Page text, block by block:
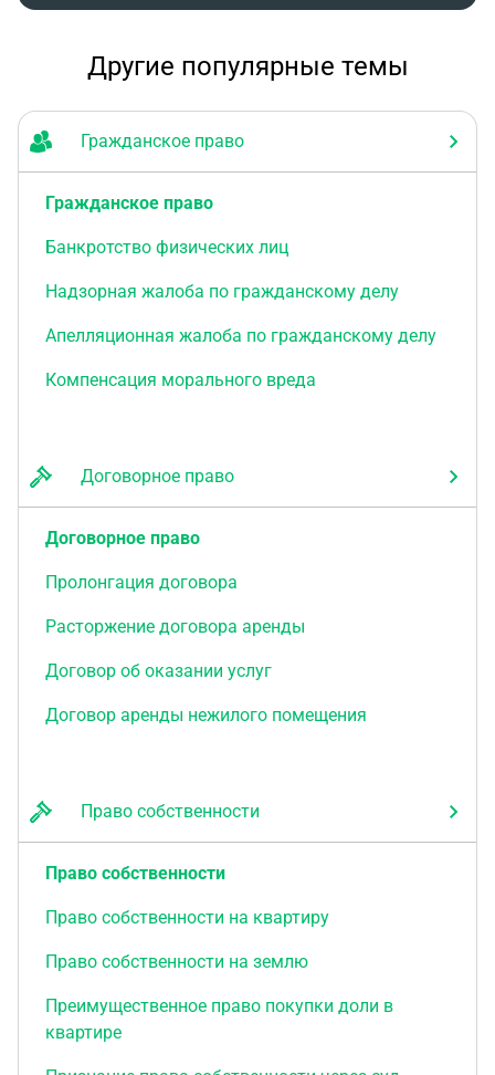
Другие популярные темы
Гражданское право
Гражданское право
Банкротство физических лиц
Надзорная жалоба по гражданскому делу
Апелляционная жалоба по гражданскому делу
Компенсация морального вреда
Договорное право
Договорное право
Пролонгация договора
Расторжение договора аренды
Договор об оказании услуг
Договор аренды нежилого помещения
Право собственности
Право собственности
Право собственности на квартиру
Право собственности на землю
Преимущественное право покупки доли в
квартире